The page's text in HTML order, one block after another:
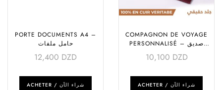
PORTE DOCUMENTS A4 –
حامل ملفات
12,400 DZD
ACHETER / شراء الآن
COMPAGNON DE VOYAGE
PERSONNALISÉ – صديق
السفر
10,100 DZD
ACHETER / شراء الآن